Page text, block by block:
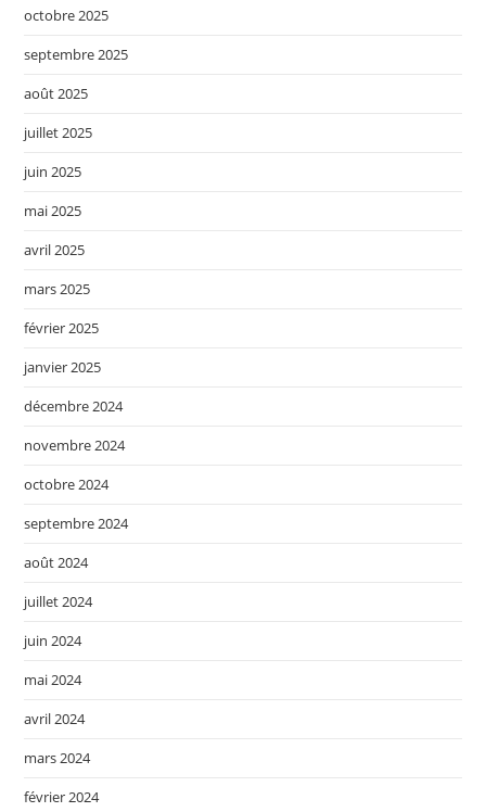
octobre 2025
septembre 2025
août 2025
juillet 2025
juin 2025
mai 2025
avril 2025
mars 2025
février 2025
janvier 2025
décembre 2024
novembre 2024
octobre 2024
septembre 2024
août 2024
juillet 2024
juin 2024
mai 2024
avril 2024
mars 2024
février 2024